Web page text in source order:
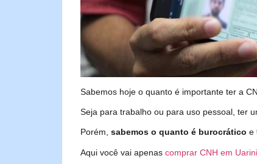
Sabemos hoje o quanto é importante ter a
Seja para trabalho ou para uso pessoal, ter
Porém, sabemos o quanto é burocrático e
Aqui você vai apenas comprar CNH em